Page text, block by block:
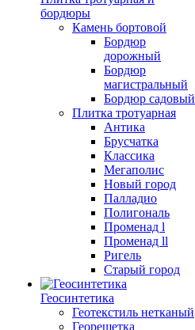
бордюры
Камень бортовой
Бордюр
дорожный
Бордюр
магистральный
Бордюр садовый
Плитка тротуарная
Антика
Брусчатка
Классика
Мегаполис
Новый город
Палладио
Полигональ
Променад l
Променад ll
Ригель
Старый город
Геосинтетика
Геотекстиль нетканый
Георешетка